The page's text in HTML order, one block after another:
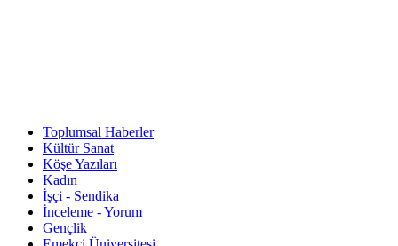
Toplumsal Haberler
Kültür Sanat
Köşe Yazıları
Kadın
İşçi - Sendika
İnceleme - Yorum
Gençlik